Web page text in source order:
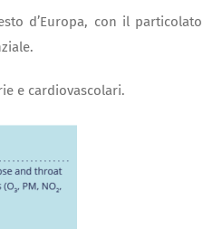
d’Europa, con il particolato
e cardiovascolari.